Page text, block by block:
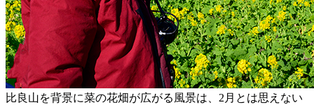
比良山を背景に菜の花畑が広がる風景は、2月とは思えない